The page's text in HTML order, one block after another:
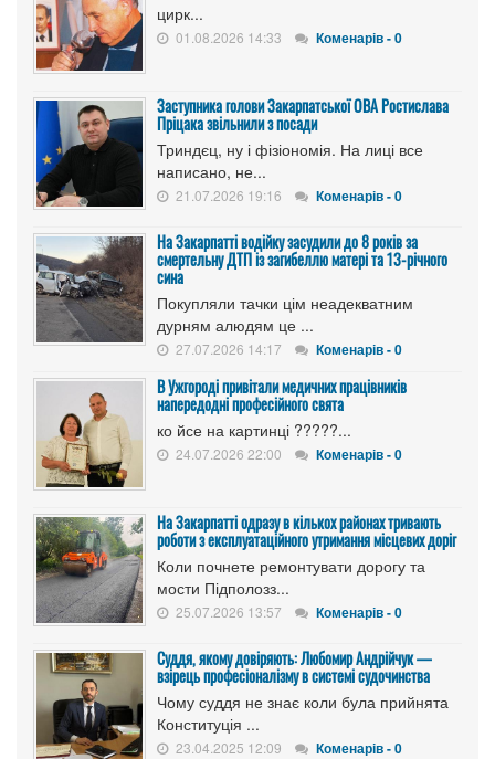
цирк...
01.08.2026 14:33 Коменарів - 0
Заступника голови Закарпатської ОВА Ростислава
Пріцака звільнили з посади
Триндєц, ну і фізіономія. На лиці все
написано, не...
21.07.2026 19:16 Коменарів - 0
На Закарпатті водійку засудили до 8 років за
смертельну ДТП із загибеллю матері та 13-річного
сина
Покупляли тачки цім неадекватним
дурням алюдям це ...
27.07.2026 14:17 Коменарів - 0
В Ужгороді привітали медичних працівників
напередодні професійного свята
ко йсе на картинці ?????...
24.07.2026 22:00 Коменарів - 0
На Закарпатті одразу в кількох районах тривають
роботи з експлуатаційного утримання місцевих доріг
Коли почнете ремонтувати дорогу та
мости Підполозз...
25.07.2026 13:57 Коменарів - 0
Суддя, якому довіряють: Любомир Андрійчук —
взірець професіоналізму в системі судочинства
Чому суддя не знає коли була прийнята
Конституція ...
23.04.2025 12:09 Коменарів - 0